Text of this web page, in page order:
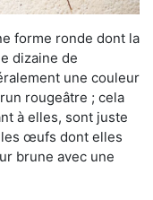
forme ronde dont la
dizaine de
une couleur
rougeâtre ; cela
à elles, sont juste
œufs dont elles
brune avec une